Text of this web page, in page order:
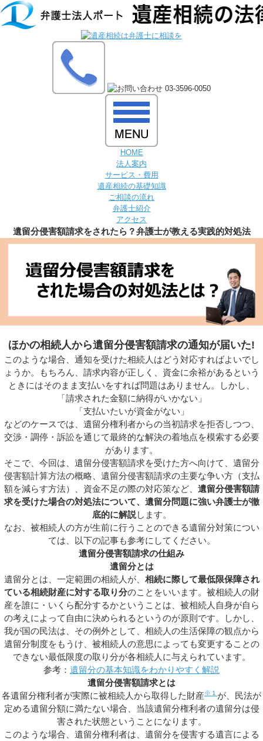
HOME
法人案内
サービス・費用
遺産相続の基礎知識
ご相談の流れ
弁護士紹介
アクセス
遺留分侵害額請求をされたら？弁護士が教える実践的対処法
ほかの相続人から遺留分侵害額請求の通知が届いた!
このような場合、通知を受けた相続人はどう対応すればよいでし
ょうか。もちろん、請求内容が正しく、資金に余裕があるという
ときにはそのまま支払いをすれば問題はありません。しかし、
「請求された金額に納得がいかない」
「支払いたいが資金がない」
などのケースでは、遺留分権利者からの当初請求を拒否しつつ、
交渉・調停・訴訟を通じて最終的な解決の着地点を模索する必要
があります。
そこで、今回は、遺留分侵害額請求を受けた方へ向けて、遺留分
侵害額計算方法の概略、遺留分侵害額請求の主要な争い方（支払
額を減らす方法）、資金不足の際の対応策など、 遺留分侵害額請
求を受けた場合の対処法について、遺留分問題に強い弁護士が徹
底的に解説します。
なお、被相続人の方が生前に行うことのできる遺留分対策につい
ては、以下の記事も参考にしてください。
遺留分侵害額請求の仕組み
遺留分とは
遺留分とは、一定範囲の相続人が、 相続に際して最低限保障され
ている相続財産に対する取り分のことをいいます。被相続人の財
産を誰に・いくら配分するかということは、被相続人自身が自ら
の考えによって自由に決められるというのが原則です。しかし、
我が国の民法は、その例外として、相続人の生活保障の観点から
遺留分制度をもうけ、被相続人の意思によっても変更することの
できない最低限度の取り分が各相続人に与えられています。
参考： 遺留分の基本知識をわかりやすく解説
遺留分侵害額請求とは
各遺留分権利者が実際に被相続人から取得した財産※１ が、民法が
定める遺留分額に満たない場合、当該遺留分権利者の遺留分は侵
害された状態ということになります。
このような場合、遺留分権利者は、遺留分を侵害する遺言による